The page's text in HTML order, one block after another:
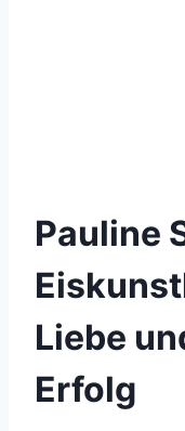
Pauline
Liebe
Erfolg